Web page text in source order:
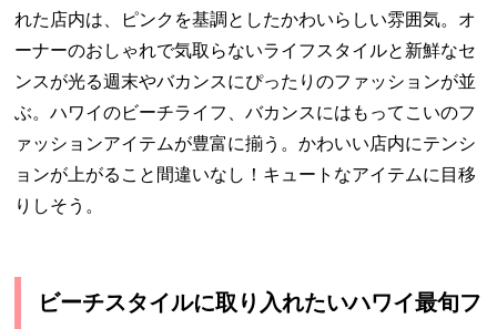
れた店内は、ピンクを基調としたかわいらしい雰囲気。オ
ーナーのおしゃれで気取らないライフスタイルと新鮮なセ
ンスが光る週末やバカンスにぴったりのファッションが並
ぶ。ハワイのビーチライフ、バカンスにはもってこいのフ
ァッションアイテムが豊富に揃う。かわいい店内にテンシ
ョンが上がること間違いなし！キュートなアイテムに目移
りしそう。
ビーチスタイルに取り入れたいハワイ最旬フ